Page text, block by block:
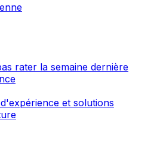
rater la semaine dernière
et solutions